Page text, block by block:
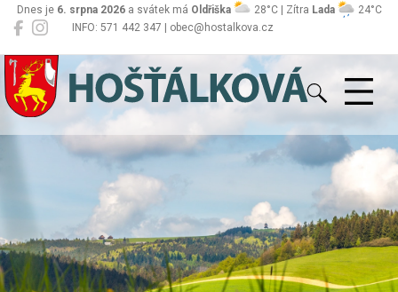
INFO: 571 442 347 | obec@hostalkova.cz
Dnes je 6. srpna 2026a svátek má Oldřiška 28°C | Zítra Lada 24°C
Hošťálková